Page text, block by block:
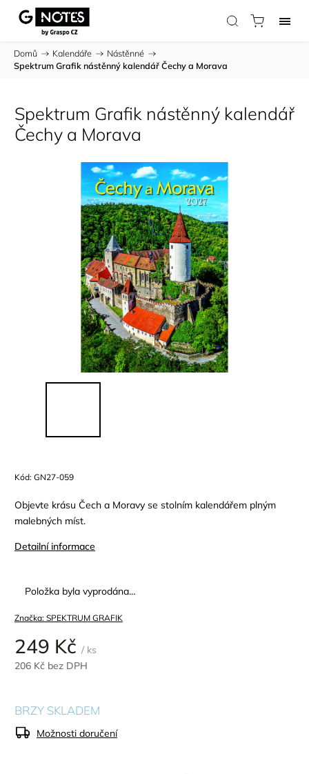
Domů / Kalendáře / Nástěnné /
Spektrum Grafik nástěnný kalendář Čechy a Morava
Spektrum Grafik nástěnný kalendář
Čechy a Morava
Kód: GN27-059
Objevte krásu Čech a Moravy se stolním kalendářem plným
malebných míst.
Detailní informace
Položka byla vyprodána…
Značka: SPEKTRUM GRAFIK
249 Kč / ks
206 Kč bez DPH
BRZY SKLADEM
Možnosti doručení